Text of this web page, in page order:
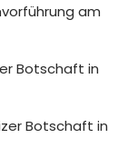
am
Botschaft in
Botschaft in